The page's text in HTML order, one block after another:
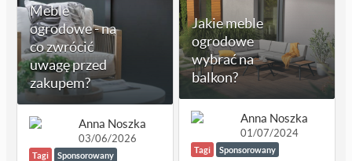
Meble
ogrodowe - na
co zwrócić
uwagę przed
zakupem?
Anna Noszka
03/06/2026
Tagi Sponsorowany
Jakie meble
ogrodowe
wybrać na
balkon?
Anna Noszka
01/07/2024
Tagi Sponsorowany